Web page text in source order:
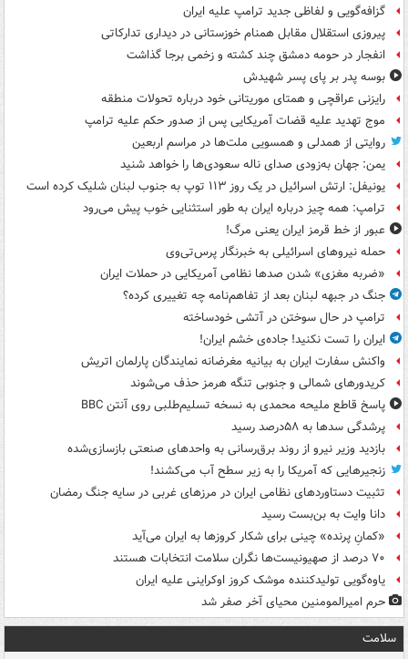
گزافه‌گویی و لفاظی جدید ترامپ علیه ایران
پیروزی استقلال مقابل همنام خوزستانی در دیداری تدارکاتی
انفجار در حومه دمشق چند کشته و زخمی برجا گذاشت
بوسه‌ پدر بر پای پسر شهیدش
رایزنی عراقچی و همتای موریتانی خود درباره تحولات منطقه
موج تهدید علیه قضات آمریکایی پس از صدور حکم علیه ترامپ
روایتی از همدلی و همسویی ملت‌ها در مراسم اربعین
یمن: جهان به‌زودی صدای ناله سعودی‌ها را خواهد شنید
یونیفل: ارتش اسرائیل در یک روز ۱۱۳ توپ به جنوب لبنان شلیک کرده است
ترامپ: همه چیز درباره ایران به طور استثنایی خوب پیش می‌رود
عبور از خط قرمز ایران یعنی مرگ!
حمله نیروهای اسرائیلی به خبرنگار پرس‌تی‌وی
«ضربه مغزی» شدن صدها نظامی آمریکایی در حملات ایران
جنگ در جبهه لبنان بعد از تفاهم‌نامه چه تغییری کرده؟
ترامپ در حال سوختن در آتشی خودساخته
ایران را تست نکنید! جاده‌ی خشم ایران!
واکنش سفارت ایران به بیانیه مغرضانه نمایندگان پارلمان اتریش
کریدورهای شمالی و جنوبی تنگه هرمز حذف می‌شوند
پاسخ قاطع ملیحه محمدی به نسخه تسلیم‌طلبی روی آنتن BBC
پرشدگی سدها به ۵۸درصد رسید
بازدید وزیر نیرو از روند برق‌رسانی به واحدهای صنعتی بازسازی‌شده
زنجیرهایی که آمریکا را به زیر سطح آب می‌کشند!
تثبیت دستاوردهای نظامی ایران در مرزهای غربی در سایه جنگ رمضان
دانا وایت به بن‌بست رسید
«کمانِ پرنده» چینی برای شکار کروزها به ایران می‌آید
۷۰ درصد از صهیونیست‌ها نگران سلامت انتخابات هستند
یاوه‌گویی تولیدکننده موشک کروز اوکراینی علیه ایران
حرم امیرالمومنین محیای آخر صفر شد
سلامت